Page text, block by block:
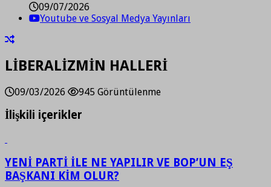
09/07/2026
Youtube ve Sosyal Medya Yayınları
LİBERALİZMİN HALLERİ
09/03/2026 945 Görüntülenme
İlişkili içerikler
YENİ PARTİ İLE NE YAPILIR VE BOP’UN EŞ
BAŞKANI KİM OLUR?